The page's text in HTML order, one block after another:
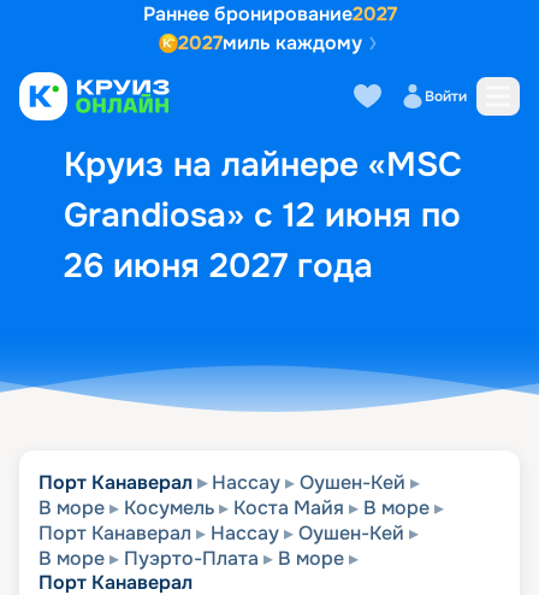
Раннее бронирование2027
2027миль каждому
Войти
Круиз на лайнере «MSC
Grandiosa» с 12 июня по
26 июня 2027 года
Выбор кают Маршрут и
Порт Канаверал Нассау
Оушен-Кей
В море
Косумель Коста Майя
В море
Порт Канаверал
Нассау
Оушен-Кей
В море
Пуэрто-Плата
В море
Порт Канаверал